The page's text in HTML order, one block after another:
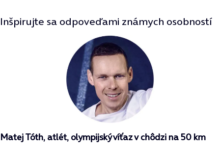
Inšpirujte sa odpoveďami známych osobností
Matej Tóth, atlét, olympijský víťaz v chôdzi na 50 km